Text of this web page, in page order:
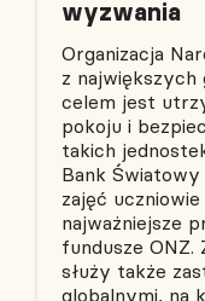
wyzwania
Organizacja
z
celem jest
pokoju i
takich
Bank
zajęć
najważniejsze
fundusze ONZ.
służy także
globalnymi, na